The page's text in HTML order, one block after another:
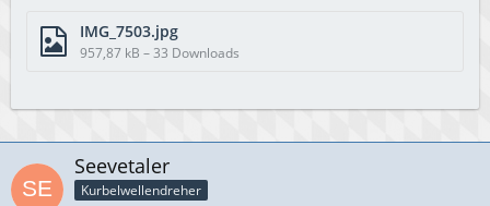
IMG_7503.jpg
957,87 kB – 33 Downloads
Seevetaler
Kurbelwellendreher